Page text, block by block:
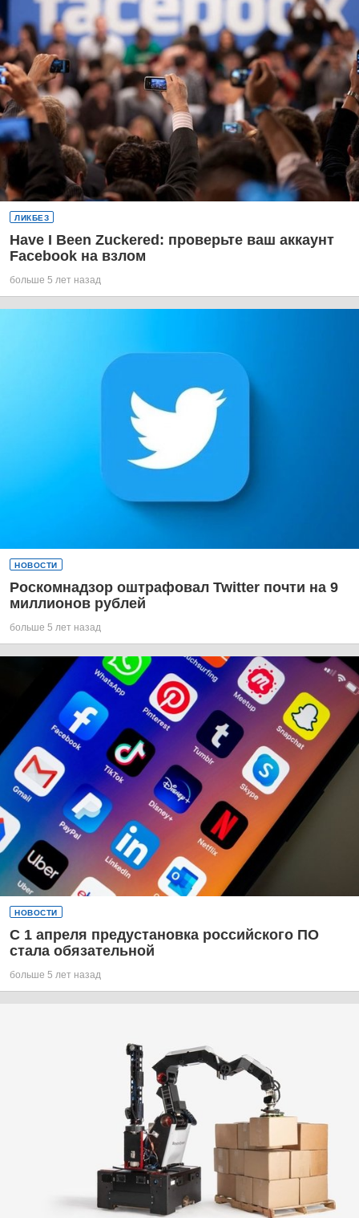
ЛИКБЕЗ
Have I Been Zuckered: проверьте ваш аккаунт
Facebook на взлом
больше 5 лет назад
НОВОСТИ
Роскомнадзор оштрафовал Twitter почти на 9
миллионов рублей
больше 5 лет назад
НОВОСТИ
С 1 апреля предустановка российского ПО
стала обязательной
больше 5 лет назад